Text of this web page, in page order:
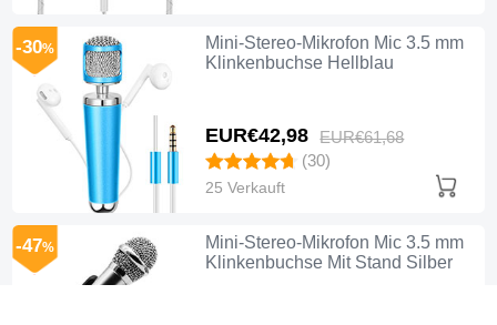
Mini-Stereo-Mikrofon Mic 3.5 mm
Klinkenbuchse Hellblau
EUR€42,98 EUR€61,68
-30%
(30)
25 Verkauft
Mini-Stereo-Mikrofon Mic 3.5 mm
Klinkenbuchse Mit Stand Silber
-47%